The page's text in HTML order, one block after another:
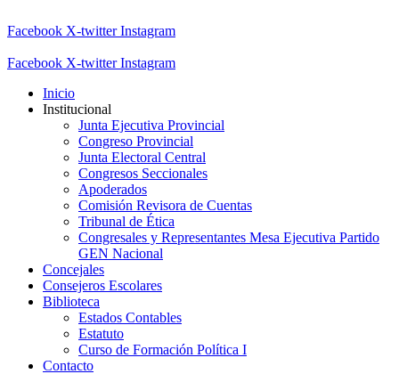
Facebook X-twitter Instagram
Facebook X-twitter Instagram
Inicio
Institucional
Junta Ejecutiva Provincial
Congreso Provincial
Junta Electoral Central
Congresos Seccionales
Apoderados
Comisión Revisora de Cuentas
Tribunal de Ética
Congresales y Representantes Mesa Ejecutiva Partido
GEN Nacional
Concejales
Consejeros Escolares
Biblioteca
Estados Contables
Estatuto
Curso de Formación Política I
Contacto